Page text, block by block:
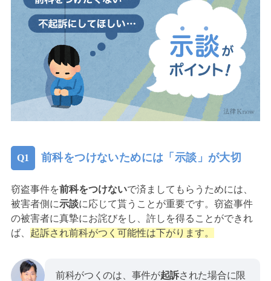
前科をつけないためには「示談」が大切
窃盗事件を前科をつけないで済ましてもらうためには、
被害者側に示談に応じて貰うことが重要です。窃盗事件
の被害者に真摯にお詫びをし、許しを得ることができれ
ば、 起訴され前科がつく可能性は下がります。
前科がつくのは、事件が起訴された場合に限